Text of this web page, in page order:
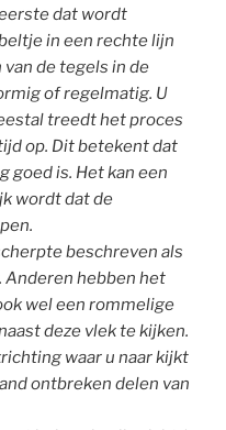
dat wordt
in een rechte lijn
de tegels in de
of regelmatig. U
treedt het proces
op. Dit betekent dat
goed is. Het kan een
wordt dat de
beschreven als
Anderen hebben het
wel een rommelige
deze vlek te kijken.
waar u naar kijkt
ontbreken delen van